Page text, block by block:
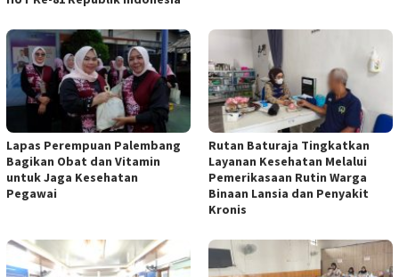
Lapas Perempuan Palembang
Bagikan Obat dan Vitamin
untuk Jaga Kesehatan
Pegawai
Rutan Baturaja Tingkatkan
Layanan Kesehatan Melalui
Pemerikasaan Rutin Warga
Binaan Lansia dan Penyakit
Kronis